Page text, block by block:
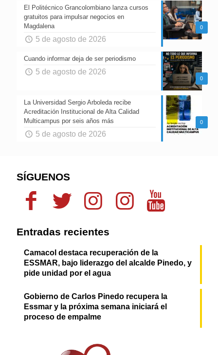
0
El Politécnico Grancolombiano lanza cursos
gratuitos para impulsar negocios en
Magdalena
5 de agosto de 2026
0
Cuando informar deja de ser periodismo
5 de agosto de 2026
0
La Universidad Sergio Arboleda recibe
Acreditación Institucional de Alta Calidad
Multicampus por seis años más
5 de agosto de 2026
SÍGUENOS
Entradas recientes
Camacol destaca recuperación de la
ESSMAR, bajo liderazgo del alcalde Pinedo, y
pide unidad por el agua
Gobierno de Carlos Pinedo recupera la
Essmar y la próxima semana iniciará el
proceso de empalme